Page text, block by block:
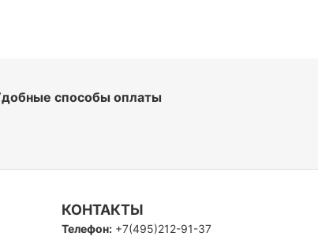
способы оплаты
КОНТАКТЫ
Телефон: +7(495)212-91-37